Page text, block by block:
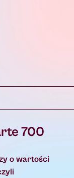
700
o wartości